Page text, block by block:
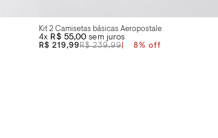
Kit 2 Camisetas básicas Aeropostale
R$ 239,99
R$ 219,99 8%
4x R$ 55,00sem juros